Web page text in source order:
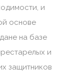
и
основе
на базе
и
защитников